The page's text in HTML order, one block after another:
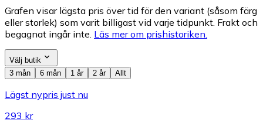
Grafen visar lägsta pris över tid för den variant (såsom färg
eller storlek) som varit billigast vid varje tidpunkt. Frakt och
begagnat ingår inte. Läs mer om prishistoriken.
Välj butik
3 mån
6 mån 1 år 2 år Allt
Lägst nypris just nu
293 kr